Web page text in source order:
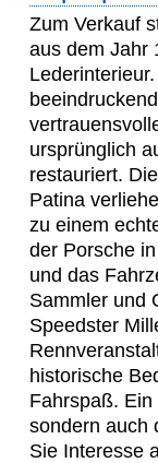
Zum Verkauf
aus dem Jahr
ursprünglich
restauriert.
Patina
zu einem
der Porsche
und das
Sammler und
Speedster
historische
Fahrspaß.
sondern auch
Sie Interesse